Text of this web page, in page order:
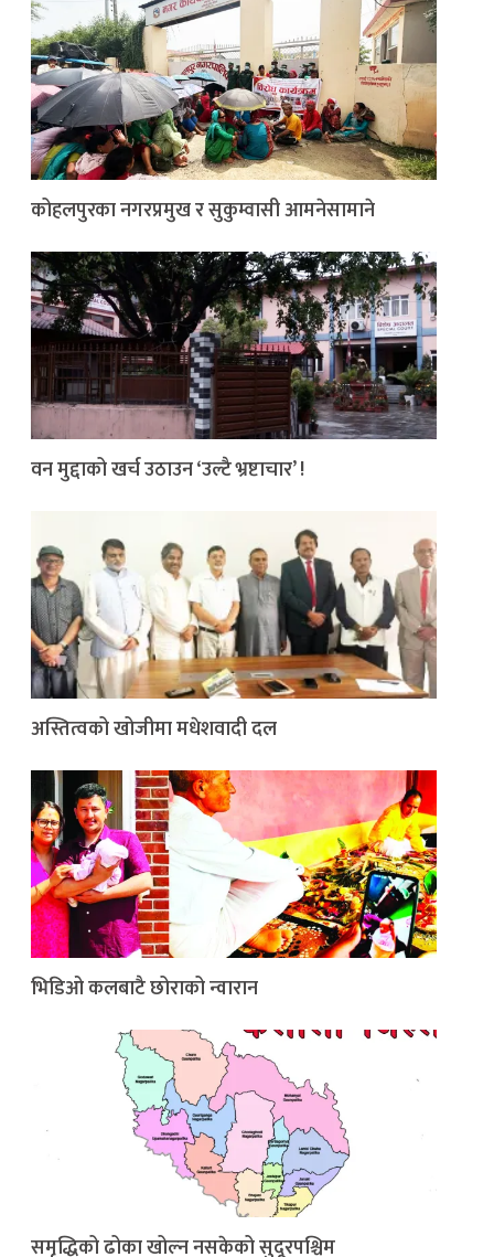
कोहलपुरका नगरप्रमुख र सुकुम्वासी आमनेसामाने
वन मुद्दाको खर्च उठाउन ‘उल्टै भ्रष्टाचार’ !
अस्तित्वको खोजीमा मधेशवादी दल
भिडिओ कलबाटै छोराको न्वारान
समृद्धिको ढोका खोल्न नसकेको सुदूरपश्चिम